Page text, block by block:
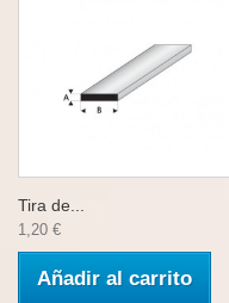
Tira de...
1,20 €
Añadir al carrito